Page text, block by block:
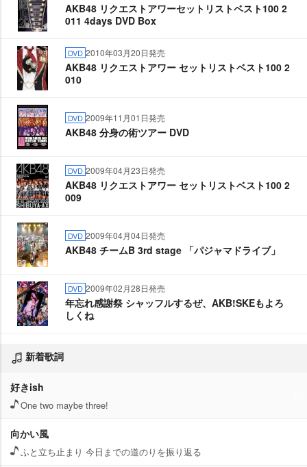
AKB48 リクエストアワーセットリストベスト100 2
011 4days DVD Box
DVD 2010年03月20日発売
AKB48 リクエストアワー セットリストベスト100 2
010
DVD 2009年11月01日発売
AKB48 分身の術ツアー DVD
DVD 2009年04月23日発売
AKB48 リクエストアワー セットリストベスト100 2
009
DVD 2009年04月04日発売
AKB48 チームB 3rd stage 「パジャマドライブ」
DVD 2009年02月28日発売
年忘れ感謝祭 シャッフルするぜ、AKB!SKEもよろ
しくね
新着歌詞
好きish
One two maybe three!
向かい風
ふと立ち止まり 今日までの道のりを振り返る